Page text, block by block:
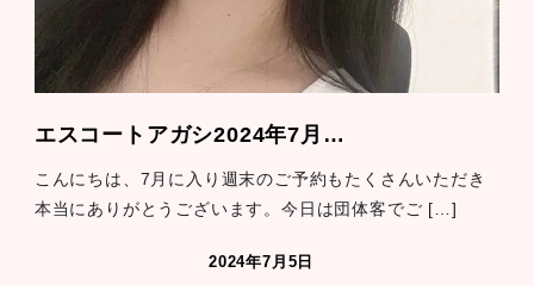
エスコートアガシ2024年7月…
こんにちは、7月に入り週末のご予約もたくさんいただき
本当にありがとうございます。今日は団体客でご […]
2024年7月5日